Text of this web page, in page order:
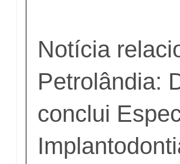
Notícia
Petrolândia:
conclui